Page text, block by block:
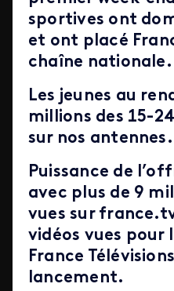
sportives ont
et ont placé
chaîne nationale.
Les jeunes au
millions des 15-
sur nos antennes.
Puissance de
avec plus de 9
vues sur
vidéos vues pour
France
lancement.